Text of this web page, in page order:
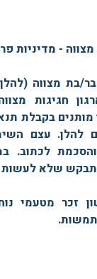
- מדיניות
בת מצווה
חגיגות
מותנים בקבלת
להלן. עצם
לכתוב.
שלא
זכר מטעמי